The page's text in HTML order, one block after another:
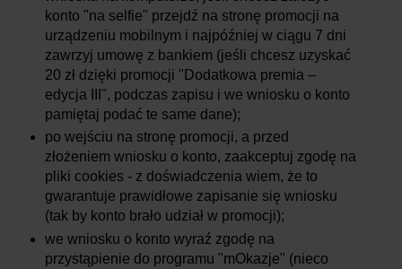
konto "na selfie" przejdź na stronę promocji na
urządzeniu mobilnym i najpóźniej w ciągu 7 dni
zawrzyj umowę z bankiem (jeśli chcesz uzyskać
20 zł dzięki promocji "Dodatkowa premia –
edycja III", podczas zapisu i we wniosku o konto
pamiętaj podać te same dane);
po wejściu na stronę promocji, a przed
złożeniem wniosku o konto, zaakceptuj zgodę na
pliki cookies - z doświadczenia wiem, że to
gwarantuje prawidłowe zapisanie się wniosku
(tak by konto brało udział w promocji);
we wniosku o konto wyraź zgodę na
przystąpienie do programu "mOkazje" (nieco